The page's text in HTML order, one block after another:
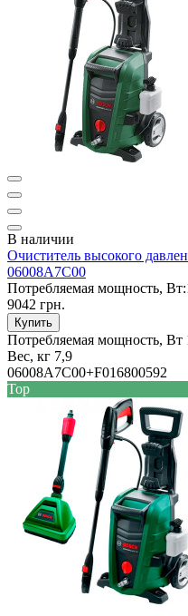
В наличии
Очиститель высокого
06008A7C00
Потребляемая мощность, Вт:
9042 грн.
Купить
Потребляемая мощность, Вт
Вес, кг 7,9
06008A7C00+F016800592
Top